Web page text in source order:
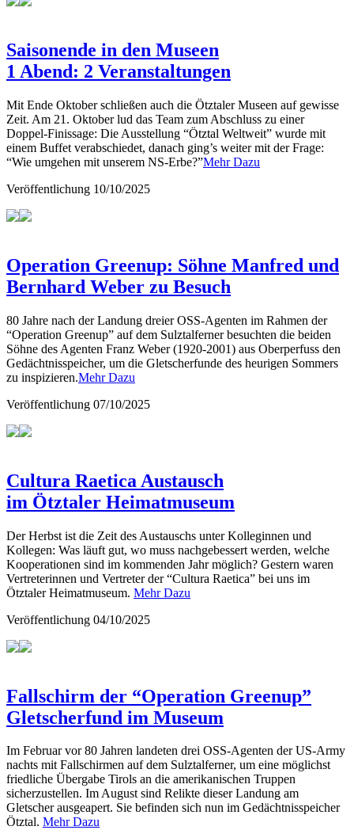
Saisonende in den Museen
1 Abend: 2 Veranstaltungen
Mit Ende Oktober schließen auch die Ötztaler Museen auf gewisse
Zeit. Am 21. Oktober lud das Team zum Abschluss zu einer
Doppel-Finissage: Die Ausstellung “Ötztal Weltweit” wurde mit
einem Buffet verabschiedet, danach ging’s weiter mit der Frage:
“Wie umgehen mit unserem NS-Erbe?”Mehr Dazu
Veröffentlichung 10/10/2025
Operation Greenup: Söhne Manfred und
Bernhard Weber zu Besuch
80 Jahre nach der Landung dreier OSS-Agenten im Rahmen der
“Operation Greenup” auf dem Sulztalferner besuchten die beiden
Söhne des Agenten Franz Weber (1920-2001) aus Oberperfuss den
Gedächtnisspeicher, um die Gletscherfunde des heurigen Sommers
zu inspizieren.Mehr Dazu
Veröffentlichung 07/10/2025
Cultura Raetica Austausch
im Ötztaler Heimatmuseum
Der Herbst ist die Zeit des Austauschs unter Kolleginnen und
Kollegen: Was läuft gut, wo muss nachgebessert werden, welche
Kooperationen sind im kommenden Jahr möglich? Gestern waren
Vertreterinnen und Vertreter der “Cultura Raetica” bei uns im
Ötztaler Heimatmuseum. Mehr Dazu
Veröffentlichung 04/10/2025
Fallschirm der “Operation Greenup”
Gletscherfund im Museum
Im Februar vor 80 Jahren landeten drei OSS-Agenten der US-Army
nachts mit Fallschirmen auf dem Sulztalferner, um eine möglichst
friedliche Übergabe Tirols an die amerikanischen Truppen
sicherzustellen. Im August sind Relikte dieser Landung am
Gletscher ausgeapert. Sie befinden sich nun im Gedächtnisspeicher
Ötztal. Mehr Dazu